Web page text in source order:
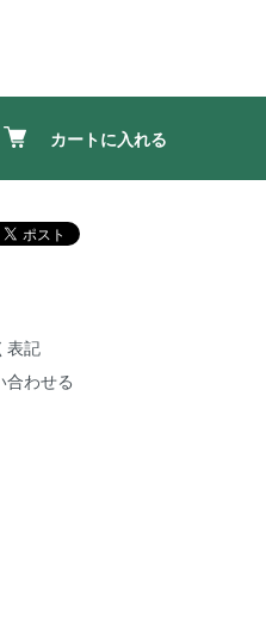
カートに入れる
表記
合わせる